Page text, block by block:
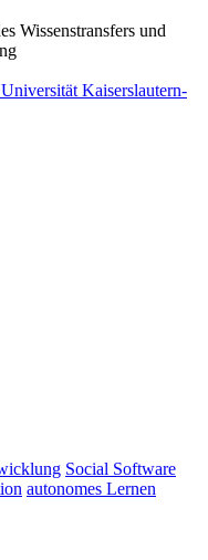
Wissenstransfers und
Kaiserslautern-
Social Software
autonomes Lernen